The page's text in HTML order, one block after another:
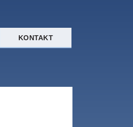
KONTAKT